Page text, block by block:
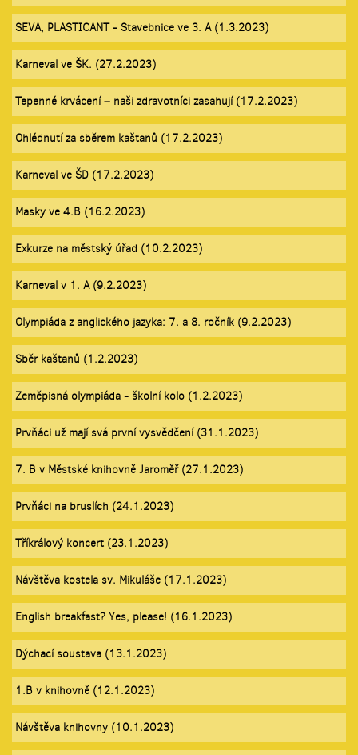
SEVA, PLASTICANT - Stavebnice ve 3. A (1.3.2023)
Karneval ve ŠK. (27.2.2023)
Tepenné krvácení – naši zdravotníci zasahují (17.2.2023)
Ohlédnutí za sběrem kaštanů (17.2.2023)
Karneval ve ŠD (17.2.2023)
Masky ve 4.B (16.2.2023)
Exkurze na městský úřad (10.2.2023)
Karneval v 1. A (9.2.2023)
Olympiáda z anglického jazyka: 7. a 8. ročník (9.2.2023)
Sběr kaštanů (1.2.2023)
Zeměpisná olympiáda - školní kolo (1.2.2023)
Prvňáci už mají svá první vysvědčení (31.1.2023)
7. B v Městské knihovně Jaroměř (27.1.2023)
Prvňáci na bruslích (24.1.2023)
Tříkrálový koncert (23.1.2023)
Návštěva kostela sv. Mikuláše (17.1.2023)
English breakfast? Yes, please! (16.1.2023)
Dýchací soustava (13.1.2023)
1.B v knihovně (12.1.2023)
Návštěva knihovny (10.1.2023)